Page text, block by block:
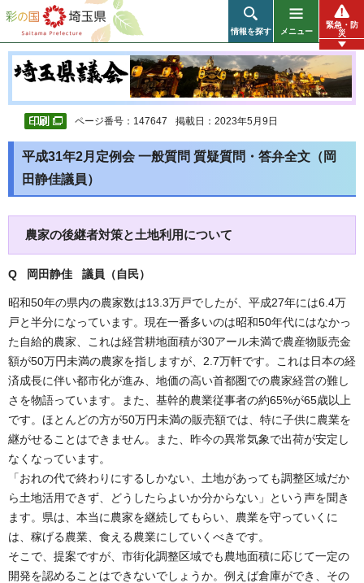
彩の国 埼玉県
情報を探す メニュー
緊急・防
災
ページ番号：147647 掲載日：2023年5月9日
平成31年2月定例会 一般質問 質疑質問・答弁全文（岡
田静佳議員）
農家の後継者対策と土地利用について
Q 岡田静佳 議員（自民）
昭和50年の県内の農家数は13.3万戸でしたが、平成27年には6.4万
戸と半分になっています。現在一番多いのは昭和50年代にはなかっ
た自給的農家、これは経営耕地面積が30アール未満で農産物販売金
額が50万円未満の農家を指しますが、2.7万軒です。これは日本の経
済成長に伴い都市化が進み、地価の高い首都圏での農家経営の難し
さを物語っています。また、基幹的農業従事者の約65%が65歳以上
です。ほとんどの方が50万円未満の販売額では、特に子供に農業を
継がせることはできません。また、昨今の異常気象で出荷が安定し
なくなっています。
「おれの代で終わりにするしかない、土地があっても調整区域だか
ら土地活用できず、どうしたらよいか分からない」という声を聞き
ます。県は、本当に農家を継続してもらい、農業を守っていくに
は、稼げる農業、食える農業にしていくべきです。
そこで、提案ですが、市街化調整区域でも農地面積に応じて一定の
開発を認めることはできないでしょうか。例えば倉庫ができ、その